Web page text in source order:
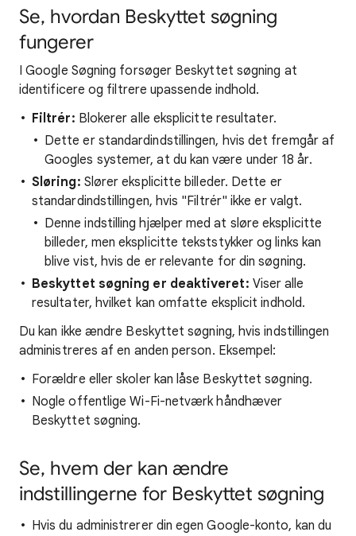
Se, hvordan Beskyttet søgning
fungerer
I Google Søgning forsøger Beskyttet søgning at
identificere og filtrere upassende indhold.
Filtrér: Blokerer alle eksplicitte resultater.
Dette er standardindstillingen, hvis det fremgår af
Googles systemer, at du kan være under 18 år.
Sløring: Slører eksplicitte billeder. Dette er
standardindstillingen, hvis "Filtrér" ikke er valgt.
Denne indstilling hjælper med at sløre eksplicitte
billeder, men eksplicitte tekststykker og links kan
blive vist, hvis de er relevante for din søgning.
Beskyttet søgning er deaktiveret: Viser alle
resultater, hvilket kan omfatte eksplicit indhold.
Du kan ikke ændre Beskyttet søgning, hvis indstillingen
administreres af en anden person. Eksempel:
Forældre eller skoler kan låse Beskyttet søgning.
Nogle offentlige Wi-Fi-netværk håndhæver
Beskyttet søgning.
Se, hvem der kan ændre
indstillingerne for Beskyttet søgning
Hvis du administrerer din egen Google-konto, kan du